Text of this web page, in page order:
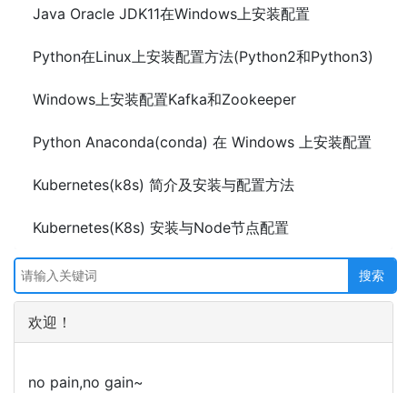
Java Oracle JDK11在Windows上安装配置
Python在Linux上安装配置方法(Python2和Python3)
Windows上安装配置Kafka和Zookeeper
Python Anaconda(conda) 在 Windows 上安装配置
Kubernetes(k8s) 简介及安装与配置方法
Kubernetes(K8s) 安装与Node节点配置
欢迎！
no pain,no gain~